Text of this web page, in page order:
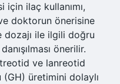
için ilaç kullanımı,
doktorun önerisine
dozajı ile ilgili doğru
önerilir.
ve lanreotid
üretimini dolaylı